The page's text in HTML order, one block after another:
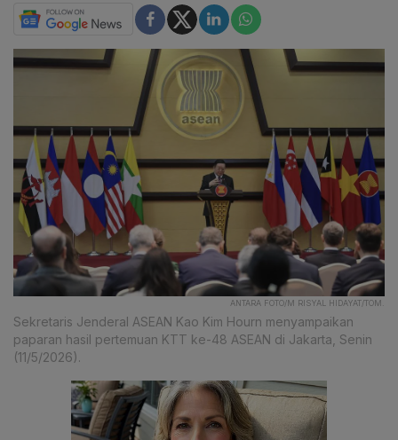
ANTARA FOTO/M RISYAL HIDAYAT/TOM.
Sekretaris Jenderal ASEAN Kao Kim Hourn menyampaikan
paparan hasil pertemuan KTT ke-48 ASEAN di Jakarta, Senin
(11/5/2026).